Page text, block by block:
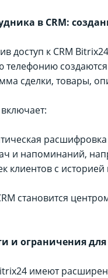
в CRM:
доступ к CRM
телефонию
сделки, товары,
и напоминаний,
клиентов с
становится
и ограничения
имеют